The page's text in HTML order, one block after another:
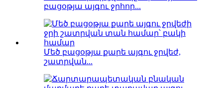
բացօթյա այգու ջրհոր...
Մեծ բացօթյա քարե այգու ջրվեժ,
շատրվան...